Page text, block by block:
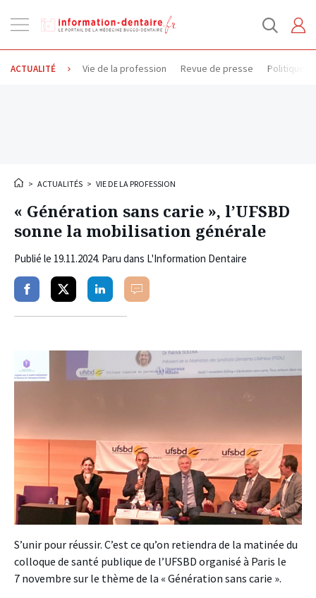
la
navigation
ACTUALITÉ Vie de la profession Revue de presse Politique
> ACTUALITÉS > VIE DE LA PROFESSION
« Génération sans carie », l’UFSBD
sonne la mobilisation générale
Publié le 19.11.2024. Paru dans L'Information Dentaire
PartagerPartagerPartagerCommenter
S’unir pour réussir. C’est ce qu’on retiendra de la matinée du
colloque de santé publique de l’UFSBD organisé à Paris le
7 novembre sur le thème de la « Génération sans carie ».